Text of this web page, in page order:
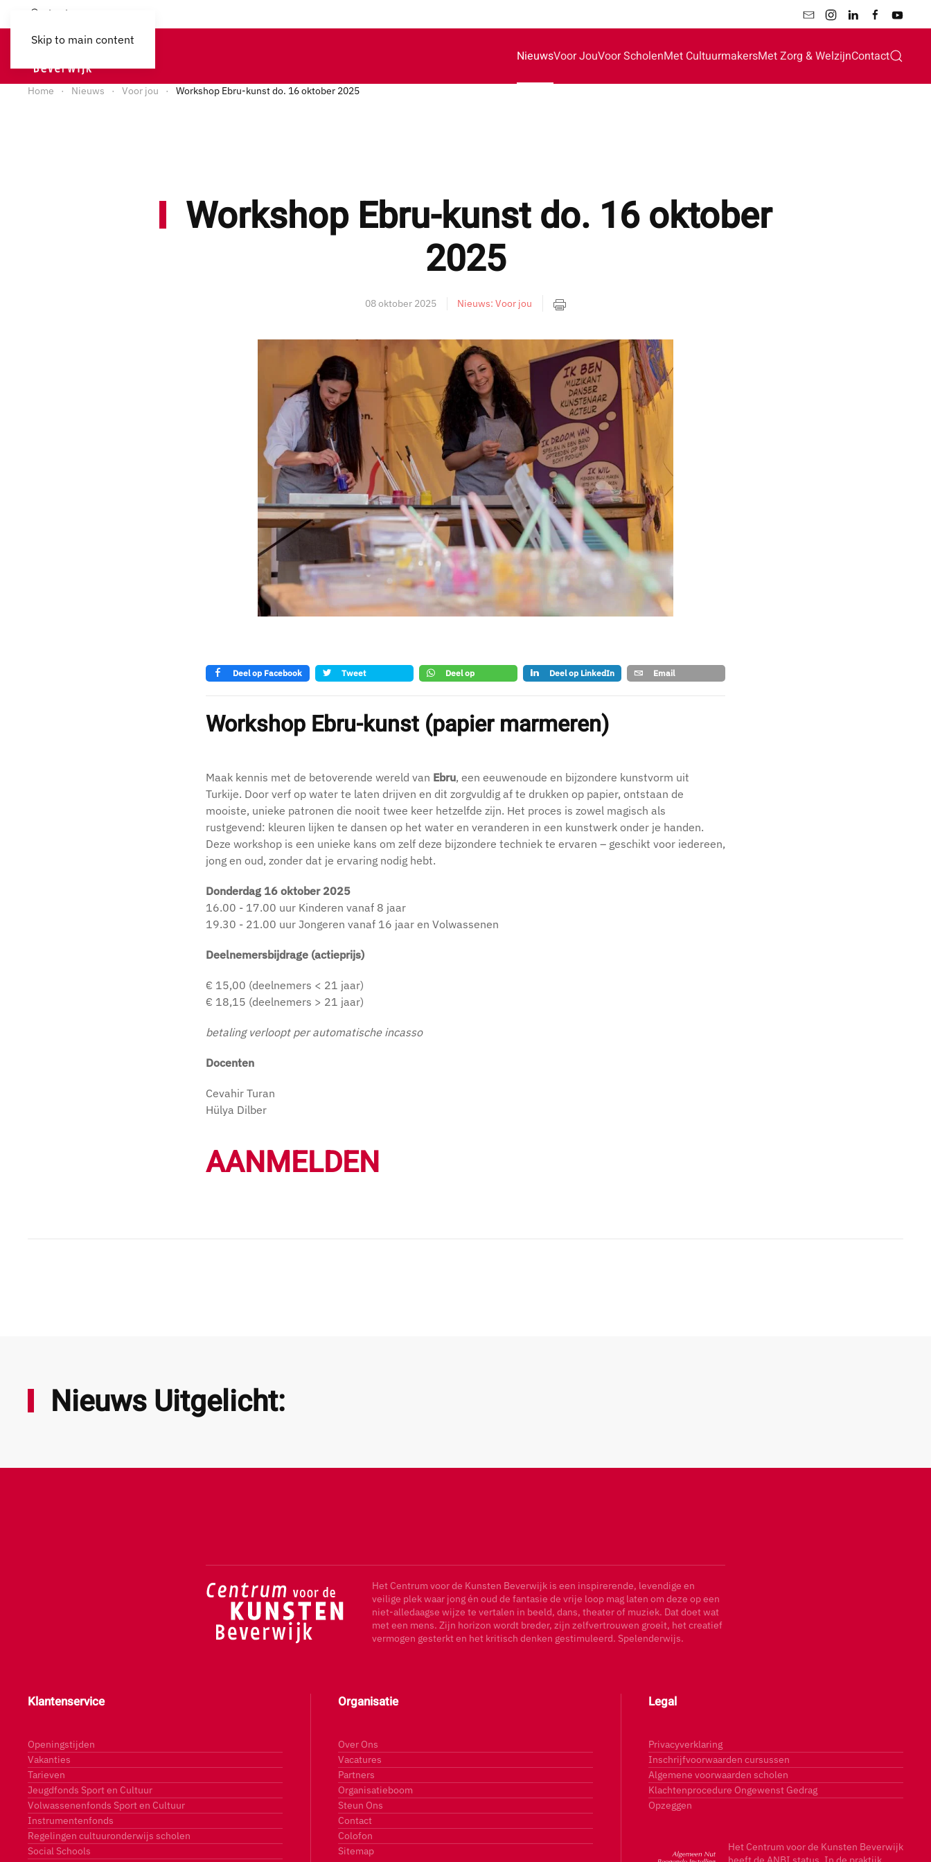
Skip to main content
Login
NieuwsVoor JouVoor ScholenMet CultuurmakersMet Zorg & WelzijnContact
Home Nieuws Voor jou Workshop Ebru-kunst do. 16 oktober 2025
Workshop Ebru-kunst do. 16 oktober
2025
08 oktober 2025 Nieuws: Voor jou
Deel op Facebook Tweet
Deel op
Deel op LinkedIn Email
Workshop Ebru-kunst (papier marmeren)
Maak kennis met de betoverende wereld van Ebru, een eeuwenoude en bijzondere kunstvorm uit
Turkije. Door verf op water te laten drijven en dit zorgvuldig af te drukken op papier, ontstaan de
mooiste, unieke patronen die nooit twee keer hetzelfde zijn. Het proces is zowel magisch als
rustgevend: kleuren lijken te dansen op het water en veranderen in een kunstwerk onder je handen.
Deze workshop is een unieke kans om zelf deze bijzondere techniek te ervaren – geschikt voor iedereen,
jong en oud, zonder dat je ervaring nodig hebt.
Donderdag 16 oktober 2025
16.00 - 17.00 uur Kinderen vanaf 8 jaar
19.30 - 21.00 uur Jongeren vanaf 16 jaar en Volwassenen
Deelnemersbijdrage (actieprijs)
€ 15,00 (deelnemers < 21 jaar)
€ 18,15 (deelnemers > 21 jaar)
betaling verloopt per automatische incasso
Docenten
Cevahir Turan
Hülya Dilber
AANMELDEN
Nieuws Uitgelicht:
Het Centrum voor de Kunsten Beverwijk is een inspirerende, levendige en
veilige plek waar jong én oud de fantasie de vrije loop mag laten om deze op een
niet-alledaagse wijze te vertalen in beeld, dans, theater of muziek. Dat doet wat
met een mens. Zijn horizon wordt breder, zijn zelfvertrouwen groeit, het creatief
vermogen gesterkt en het kritisch denken gestimuleerd. Spelenderwijs.
Klantenservice
Openingstijden
Vakanties
Tarieven
Jeugdfonds Sport en Cultuur
Volwassenenfonds Sport en Cultuur
Instrumentenfonds
Regelingen cultuuronderwijs scholen
Social Schools
Organisatie
Over Ons
Vacatures
Partners
Organisatieboom
Steun Ons
Contact
Colofon
Sitemap
Legal
Privacyverklaring
Inschrijfvoorwaarden cursussen
Algemene voorwaarden scholen
Klachtenprocedure Ongewenst Gedrag
Opzeggen
Het Centrum voor de Kunsten Beverwijk